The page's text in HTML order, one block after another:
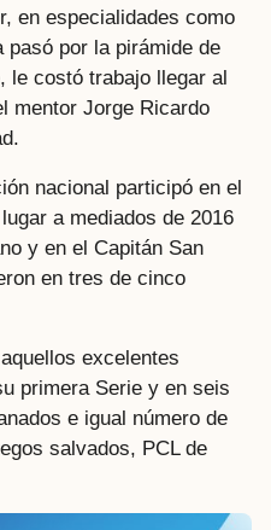
en especialidades como
por la pirámide de
le costó trabajo llegar al
mentor Jorge Ricardo
nacional participó en el
a mediados de 2016
y en el Capitán San
en tres de cinco
excelentes
primera Serie y en seis
e igual número de
salvados, PCL de